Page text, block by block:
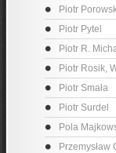
Piotr
Piotr Pytel
Piotr R.
Piotr Rosik,
Piotr Smała
Piotr Surdel
Pola
Przemysław